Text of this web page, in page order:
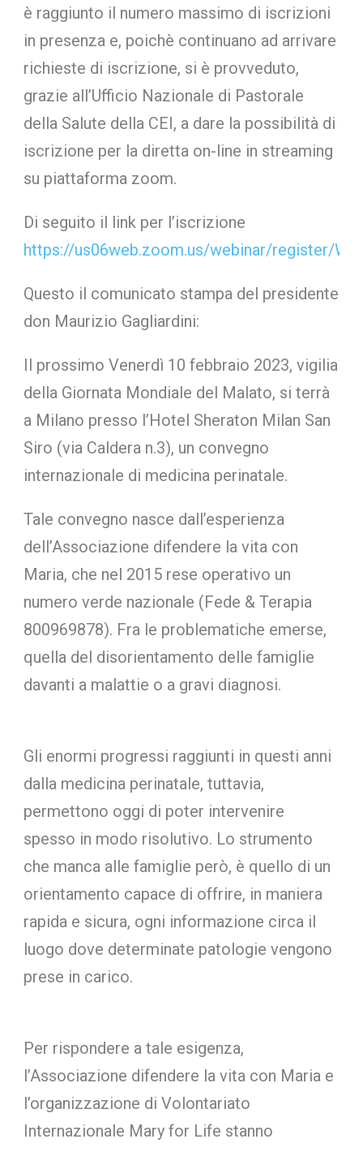
è raggiunto il numero massimo di iscrizioni
in presenza e, poichè continuano ad arrivare
richieste di iscrizione, si è provveduto,
grazie all’Ufficio Nazionale di Pastorale
della Salute della CEI, a dare la possibilità di
iscrizione per la diretta on-line in streaming
su piattaforma zoom.
Di seguito il link per l’iscrizione
https://us06web.zoom.us/webinar/register/
Questo il comunicato stampa del presidente
don Maurizio Gagliardini:
Il prossimo Venerdì 10 febbraio 2023, vigilia
della Giornata Mondiale del Malato, si terrà
a Milano presso l’Hotel Sheraton Milan San
Siro (via Caldera n.3), un convegno
internazionale di medicina perinatale.
Tale convegno nasce dall’esperienza
dell’Associazione difendere la vita con
Maria, che nel 2015 rese operativo un
numero verde nazionale (Fede & Terapia
800969878). Fra le problematiche emerse,
quella del disorientamento delle famiglie
davanti a malattie o a gravi diagnosi.
Gli enormi progressi raggiunti in questi anni
dalla medicina perinatale, tuttavia,
permettono oggi di poter intervenire
spesso in modo risolutivo. Lo strumento
che manca alle famiglie però, è quello di un
orientamento capace di offrire, in maniera
rapida e sicura, ogni informazione circa il
luogo dove determinate patologie vengono
prese in carico.
Per rispondere a tale esigenza,
l’Associazione difendere la vita con Maria e
l’organizzazione di Volontariato
Internazionale Mary for Life stanno